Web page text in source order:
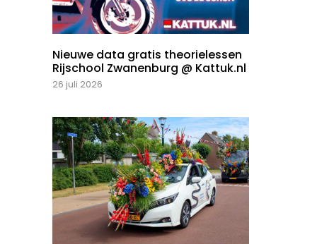
Nieuwe data gratis theorielessen
Rijschool Zwanenburg @ Kattuk.nl
26 juli 2026